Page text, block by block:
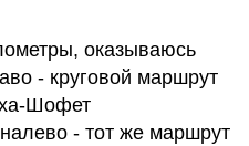
оказываюсь
- круговой маршрут
Шофет
- тот же маршрут